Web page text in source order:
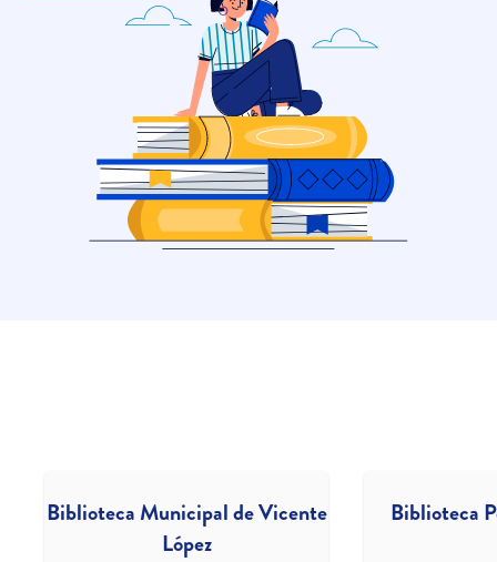
Biblioteca Municipal de Vicente
López
Biblioteca